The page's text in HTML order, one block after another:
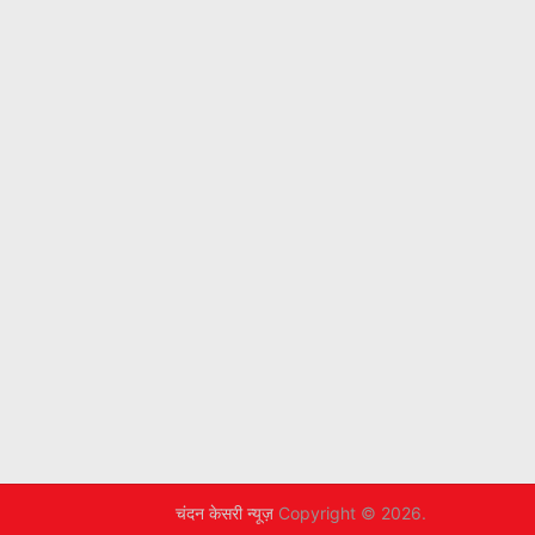
चंदन केसरी न्यूज़ Copyright © 2026.